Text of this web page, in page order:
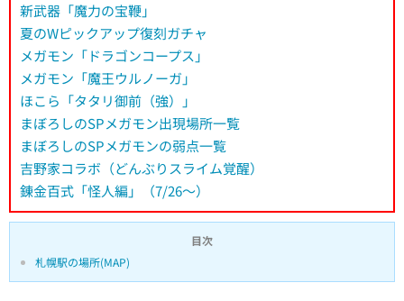
新武器「魔力の宝鞭」
夏のWピックアップ復刻ガチャ
メガモン「ドラゴンコープス」
メガモン「魔王ウルノーガ」
ほこら「タタリ御前（強）」
まぼろしのSPメガモン出現場所一覧
まぼろしのSPメガモンの弱点一覧
吉野家コラボ（どんぶりスライム覚醒）
錬金百式「怪人編」（7/26～）
目次
札幌駅の場所(MAP)